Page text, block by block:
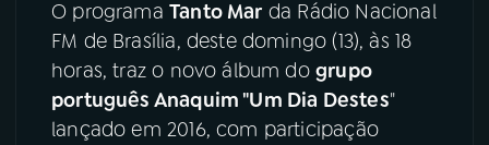
04PROGRAMAS
PODCASTS
O programa Tanto Marda Rádio Nacional
FM de Brasília, deste domingo (13), às 18
horas, traz o novo álbum dogrupo
português Anaquim "Um Dia Destes"
lançado em 2016, com participação